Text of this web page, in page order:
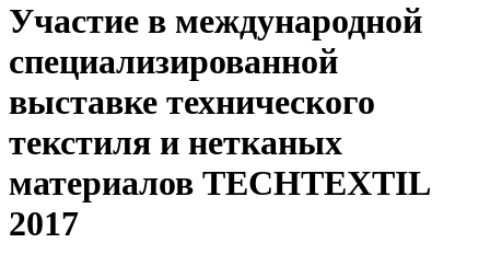
Участие в международной
специализированной
выставке технического
текстиля и нетканых
материалов TECHTEXTIL
2017